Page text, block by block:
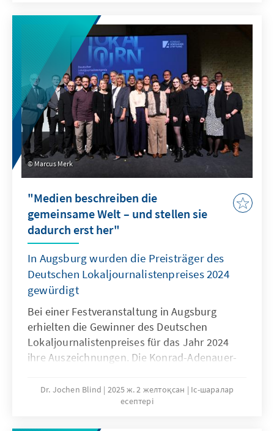
Bürgerhaus Obervieland mit den
Schülerinnen und Schülern des Gymnasiums
Links der Weser und am 18.11.2025 in der
Oberschule an der Lerchenstraße in Bremen-
Nord. Als Tagungsleiterinnen fungierten Dana
Alyoussef sowie Anna Prigge.
Marcus Merk
"Medien beschreiben die
gemeinsame Welt – und stellen sie
dadurch erst her"
In Augsburg wurden die Preisträger des
Deutschen Lokaljournalistenpreises 2024
gewürdigt
Bei einer Festveranstaltung in Augsburg
erhielten die Gewinner des Deutschen
Lokaljournalistenpreises für das Jahr 2024
ihre Auszeichnungen. Die Konrad-Adenauer-
Journalistinnen und Journalisten sowie
Redaktionen, die mit ihrer lokalen
Dr. Jochen Blind 2025 ж. 2 желтоқсан
Іс-шаралар
есептері